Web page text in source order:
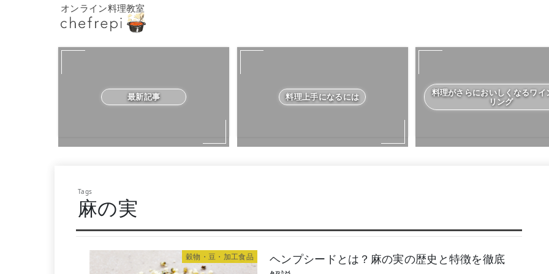
オンライン料理教室
最新記事 料理上手になるには
料理がさらにおいしくなるワイ
リング
麻の実
穀物・豆・加工食品
ヘンプシードとは？麻の実の歴史と特徴を徹底